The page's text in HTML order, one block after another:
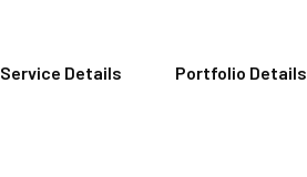
Service Details Portfolio Details